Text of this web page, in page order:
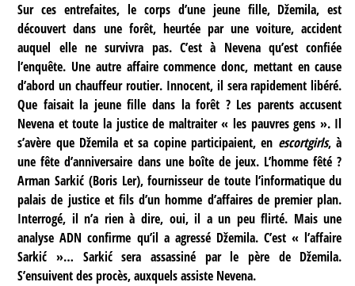
Sur ces entrefaites, le corps d’une jeune fille, Džemila, est
découvert dans une forêt, heurtée par une voiture, accident
auquel elle ne survivra pas. C’est à Nevena qu’est confiée
l’enquête. Une autre affaire commence donc, mettant en cause
d’abord un chauffeur routier. Innocent, il sera rapidement libéré.
Que faisait la jeune fille dans la forêt ? Les parents accusent
Nevena et toute la justice de maltraiter « les pauvres gens ». Il
s’avère que Džemila et sa copine participaient, en escortgirls, à
une fête d’anniversaire dans une boîte de jeux. L’homme fêté ?
Arman Sarkić (Boris Ler), fournisseur de toute l’informatique du
palais de justice et fils d’un homme d’affaires de premier plan.
Interrogé, il n’a rien à dire, oui, il a un peu flirté. Mais une
analyse ADN confirme qu’il a agressé Džemila. C’est « l’affaire
Sarkić »… Sarkić sera assassiné par le père de Džemila.
S’ensuivent des procès, auxquels assiste Nevena.